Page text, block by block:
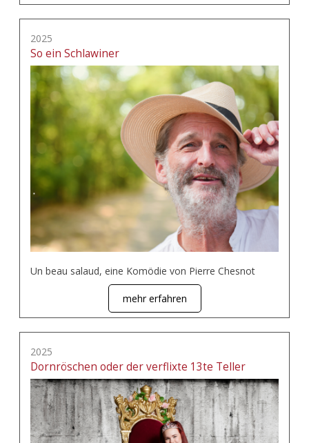
2025
So ein Schlawiner
Un beau salaud, eine Komödie von Pierre Chesnot
mehr erfahren
2025
Dornröschen oder der verflixte 13te Teller